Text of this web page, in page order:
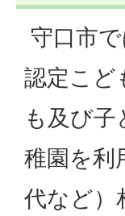
守口市
認定こど
も及び
稚園を利
代など）